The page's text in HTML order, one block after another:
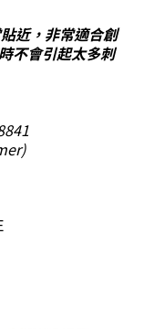
近，非常適合創
不會引起太多刺